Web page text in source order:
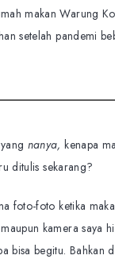
makan Warung
setelah pandemi
nanya,kenapa
ditulis sekarang?
foto-foto ketika
kamera saya
bisa begitu. Bahkan